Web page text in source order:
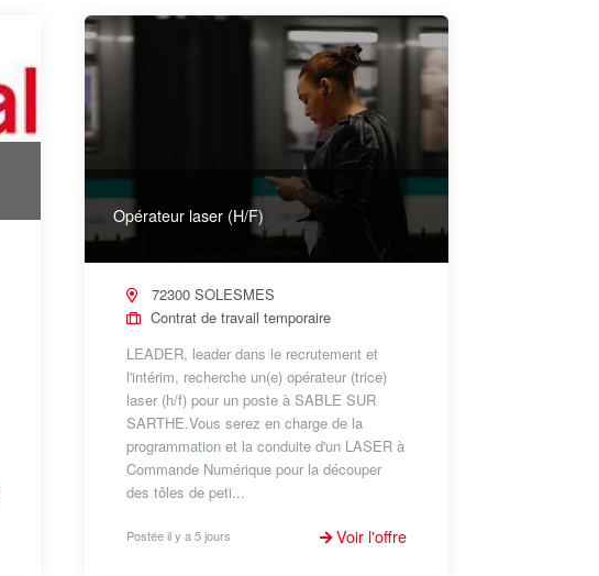
Opérateur laser (H/F)
72300 SOLESMES
Contrat de travail temporaire
LEADER, leader dans le recrutement et
l'intérim, recherche un(e) opérateur (trice)
laser (h/f) pour un poste à SABLE SUR
SARTHE.Vous serez en charge de la
programmation et la conduite d'un LASER à
Commande Numérique pour la découper
des tôles de peti...
Postée il y a 5 jours Voir l'offre